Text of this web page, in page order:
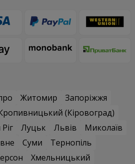
Житомир
Запоріжжя
(Кіровоград)
Луцьк Львів
Миколаїв
Суми
Тернопіль
Хмельницький